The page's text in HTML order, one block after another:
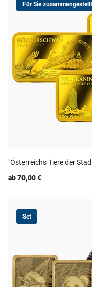
Für Sie zusammengestellt
"Österreichs Tiere der
ab 70,00 €
Set